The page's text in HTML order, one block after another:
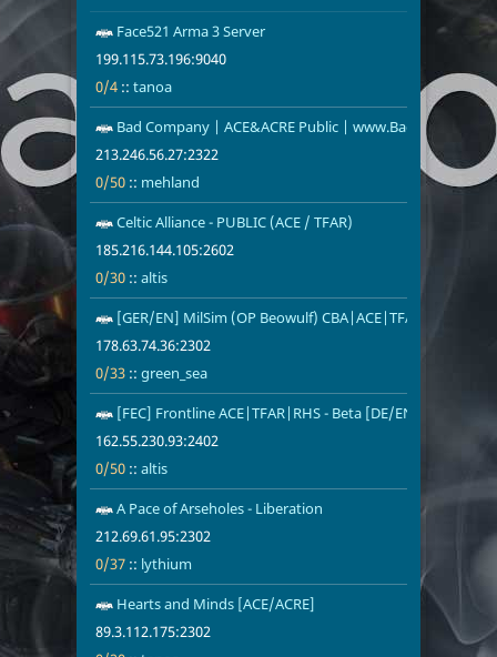
Face521 Arma 3 Server
199.115.73.196:9040
0/4 :: tanoa
tanoa
Bad Company | ACE&ACRE Public |
213.246.56.27:2322
0/50 :: mehland
0/50
mehland
Celtic Alliance - PUBLIC (ACE / TFAR)
185.216.144.105:2602
0/30 :: altis
[GER/EN] MilSim (OP Beowulf) CBA|ACE|TFAR|BW|RHS
178.63.74.36:2302
0/33 :: green_sea
[FEC] Frontline ACE|TFAR|RHS - Beta [DE/EN]
162.55.230.93:2402
0/50 :: altis
A Pace of Arseholes - Liberation
212.69.61.95:2302
0/37 :: lythium
lythium
Hearts and Minds [ACE/ACRE]
89.3.112.175:2302
0/20
tanoa